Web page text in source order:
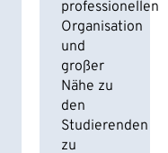
professionellen
Organisation
und
großer
Nähe zu
den
Studierenden
zu